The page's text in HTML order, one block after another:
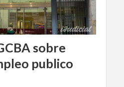
sobre
publico